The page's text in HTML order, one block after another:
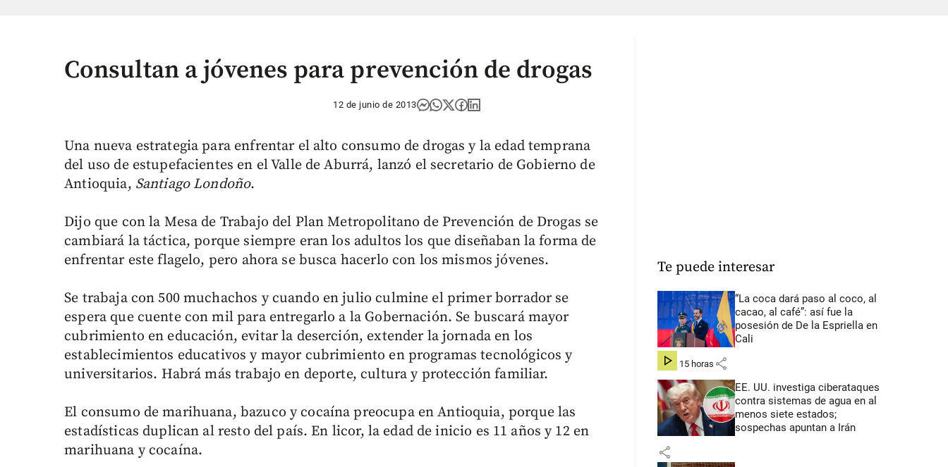
Consultan a jóvenes para prevención de drogas
12 de junio de 2013
Una nueva estrategia para enfrentar el alto consumo de drogas y la edad temprana
del uso de estupefacientes en el Valle de Aburrá, lanzó el secretario de Gobierno de
Antioquia, Santiago Londoño.
Dijo que con la Mesa de Trabajo del Plan Metropolitano de Prevención de Drogas se
cambiará la táctica, porque siempre eran los adultos los que diseñaban la forma de
enfrentar este flagelo, pero ahora se busca hacerlo con los mismos jóvenes.
Se trabaja con 500 muchachos y cuando en julio culmine el primer borrador se
espera que cuente con mil para entregarlo a la Gobernación. Se buscará mayor
cubrimiento en educación, evitar la deserción, extender la jornada en los
establecimientos educativos y mayor cubrimiento en programas tecnológicos y
universitarios. Habrá más trabajo en deporte, cultura y protección familiar.
El consumo de marihuana, bazuco y cocaína preocupa en Antioquia, porque las
estadísticas duplican al resto del país. En licor, la edad de inicio es 11 años y 12 en
marihuana y cocaína.
Te puede interesar
“La coca dará paso al coco, al
cacao, al café”: así fue la
posesión de De la Espriella en
Cali
hace 15 horas share
EE. UU. investiga ciberataques
contra sistemas de agua en al
menos siete estados;
sospechas apuntan a Irán
share